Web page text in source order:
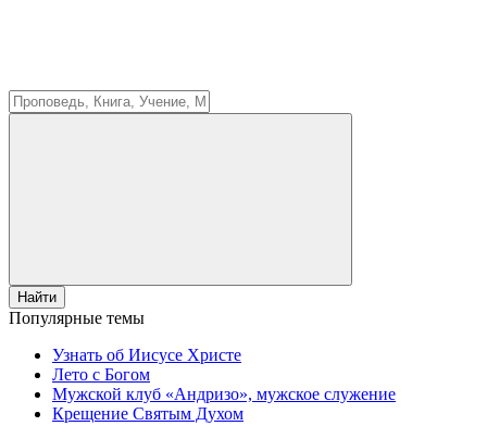
Найти
Популярные темы
Узнать об Иисусе Христе
Лето с Богом
Мужской клуб «Андризо», мужское служение
Крещение Святым Духом